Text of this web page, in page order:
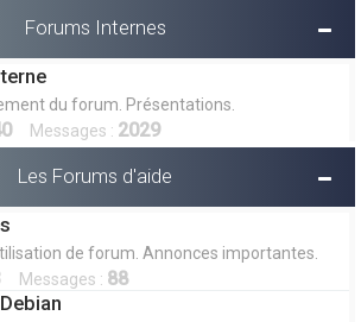
Forums Internes
du forum. Présentations.
Messages : 2029
Les Forums d'aide
de forum. Annonces importantes.
Messages : 88